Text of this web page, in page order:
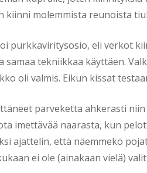
kiinni molemmista reunoista
purkkaviritysosio, eli verkot
samaa tekniikkaa käyttäen.
oli valmis. Eikun kissat
parveketta ahkerasti
imettävää naarasta, kun
ajattelin, että näemmekö
ei ole (ainakaan vielä)